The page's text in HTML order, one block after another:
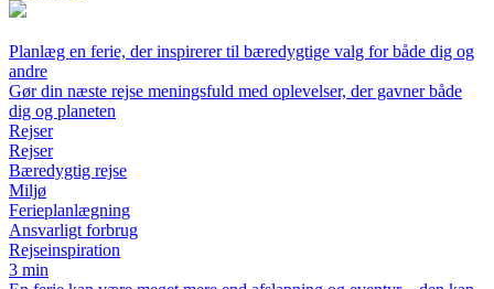
Planlæg en ferie, der inspirerer til bæredygtige valg for både dig og
andre
Gør din næste rejse meningsfuld med oplevelser, der gavner både
dig og planeten
Rejser
Rejser
Bæredygtig rejse
Miljø
Ferieplanlægning
Ansvarligt forbrug
Rejseinspiration
3 min